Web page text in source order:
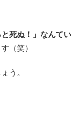
と死ぬ！」なんてい
（笑）
う。